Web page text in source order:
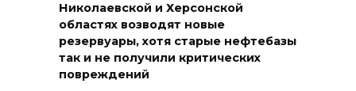
Николаевской и Херсонской
областях возводят новые
резервуары, хотя старые нефтебазы
так и не получили критических
повреждений